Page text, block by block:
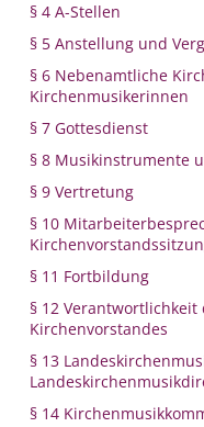
§ 4 A-Stellen
§ 5 Anstellung und
§ 6 Nebenamtliche
Kirchenmusikerinnen
§ 7 Gottesdienst
§ 8 Musikinstrumente
§ 9 Vertretung
§ 10
§ 11 Fortbildung
§ 12 Verantwortlichkeit
Kirchenvorstandes
§ 13
§ 14